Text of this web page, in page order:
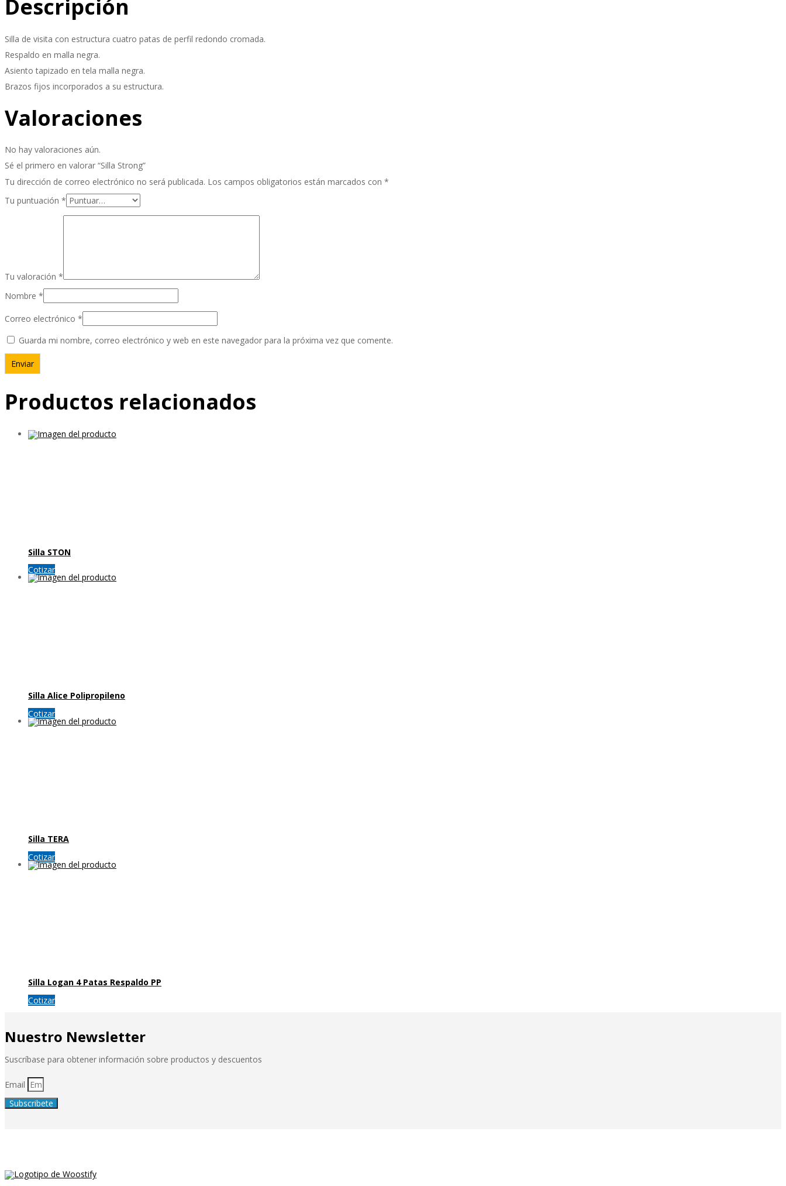
Descripción
Silla de visita con estructura cuatro patas de perfil redondo cromada.
Respaldo en malla negra.
Asiento tapizado en tela malla negra.
Brazos fijos incorporados a su estructura.
Valoraciones
No hay valoraciones aún.
Sé el primero en valorar “Silla Strong”
Tu dirección de correo electrónico no será publicada. Los campos obligatorios están marcados con *
Tu puntuación *
Tu valoración *
Nombre *
Correo electrónico *
Guarda mi nombre, correo electrónico y web en este navegador para la próxima vez que comente.
Productos relacionados
Silla STON
Cotizar
Silla Alice Polipropileno
Cotizar
Silla TERA
Cotizar
Silla Logan 4 Patas Respaldo PP
Cotizar
Nuestro Newsletter
Suscríbase para obtener información sobre productos y descuentos
Email
Subscribete